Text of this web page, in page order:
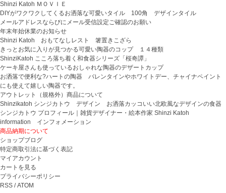
Shinzi Katoh ＭＯＶＩＥ
DIYがワクワクしてくるお洒落な可愛いタイル 100角 デザインタイル
メールアドレスならびにメール受信設定ご確認のお願い
年末年始休業のお知らせ
Shinzi Katoh おもてなしレスト 箸置きこざら
きっとお気に入りが見つかる可愛い陶器のコップ １４種類
ShinziKatoh こころ落ち着く和食器シリーズ「桜奇譚」
ケーキ屋さんも使っているおしゃれな陶器のデザートカップ
お洒落で便利な?ハートの陶器 バレンタインやホワイトデー、チャイナペイント
にも使えて嬉しい陶器です。
アウトレット（規格外）商品について
Shinzikatoh シンジカトウ デザイン お洒落カッコいい北欧風なデザインの食器
シンジカトウ プロフィール｜雑貨デザイナー・絵本作家 Shinzi Katoh
information インフォメーション
商品納期について
ショップブログ
特定商取引法に基づく表記
マイアカウント
カートを見る
プライバシーポリシー
RSS /ATOM